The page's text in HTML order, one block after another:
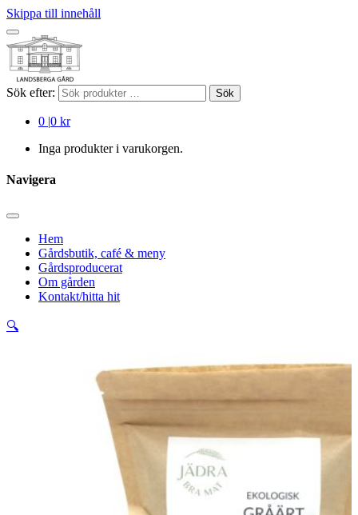
Skippa till innehåll
Sök efter: Sök
0 |0 kr
Inga produkter i varukorgen.
Navigera
Hem
Gårdsbutik, café & meny
Gårdsproducerat
Om gården
Kontakt/hitta hit
🔍